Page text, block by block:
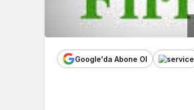
Google'da Abone Ol